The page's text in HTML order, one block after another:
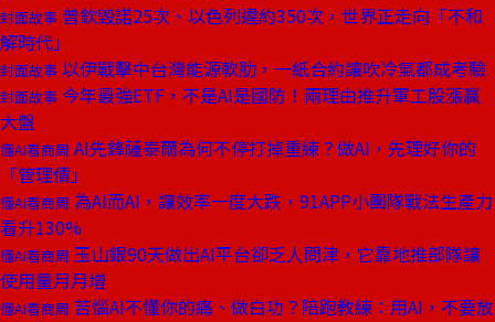
封面故事 普欽毀諾25次、以色列違約350次，世界正走向「不和
解時代」
封面故事 以伊戰擊中台灣能源軟肋，一紙合約讓吹冷氣都成考驗
封面故事 今年最強ETF，不是AI是國防！兩理由推升軍工股漲贏
大盤
懂AI看商周 AI先鋒薩泰爾為何不停打掉重練？做AI，先理好你的
「管理債」
懂AI看商周 為AI而AI，讓效率一度大跌，91APP小團隊戰法生產力
看升130%
懂AI看商周 玉山銀90天做出AI平台卻乏人問津，它靠地推部隊讓
使用量月月增
懂AI看商周 苦惱AI不懂你的痛、做白功？陪跑教練：用AI，不要放